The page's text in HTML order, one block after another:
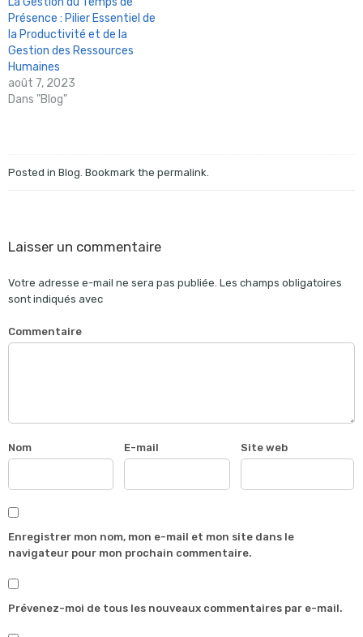
Présence : Pilier Essentiel de
la Productivité et de la
Gestion des Ressources
Humaines
août 7, 2023
Dans "Blog"
Posted in Blog . Bookmark the permalink
Laisser un commentaire
Votre adresse e-mail ne sera pas publiée. Les champs obligatoires
sont indiqués avec
Commentaire
Nom E-mail Site web
Enregistrer mon nom, mon e-mail et mon site dans le
navigateur pour mon prochain commentaire.
Prévenez-moi de tous les nouveaux commentaires par e-mail.